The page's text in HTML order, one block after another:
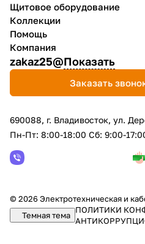
Щитовое оборудование
Коллекции
Помощь
Компания
zakaz25@Показать
Заказать
690088, г. Владивосток, yл.
Пн-Пт: 8:00-18:00 Сб: 9:00-
© 2026 Электротехническая и
Темная тема
ПОЛИТИКИ